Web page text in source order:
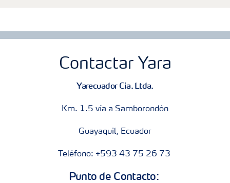
Contactar Yara
Yarecuador Cia. Ltda.
Km. 1.5 vía a Samborondón
Guayaquil, Ecuador
Teléfono: +593 43 75 26 73
Punto de Contacto: